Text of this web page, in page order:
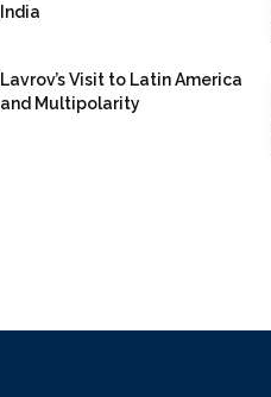
India
Lavrov’s Visit to Latin America
and Multipolarity